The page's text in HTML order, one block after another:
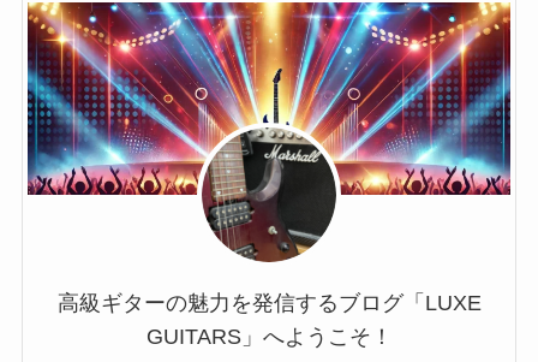
高級ギターの魅力を発信するブログ「LUXE
GUITARS」へようこそ！